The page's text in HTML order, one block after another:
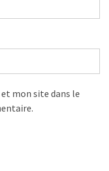
mon site dans le